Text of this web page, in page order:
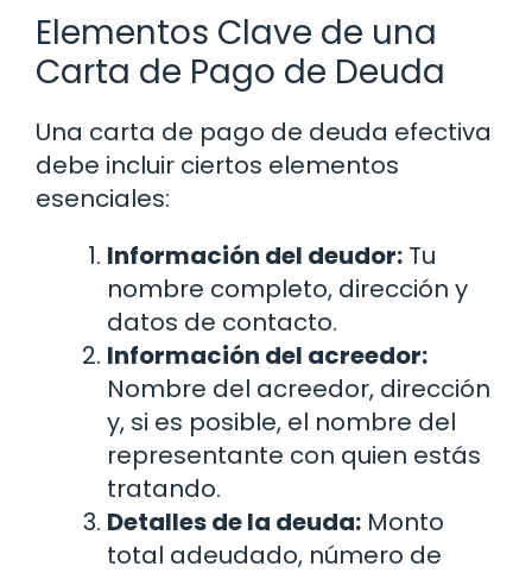
Elementos Clave de una
Carta de Pago de Deuda
Una carta de pago de deuda efectiva
debe incluir ciertos elementos
esenciales:
Información del deudor: Tu
nombre completo, dirección y
datos de contacto.
Información del acreedor:
Nombre del acreedor, dirección
y, si es posible, el nombre del
representante con quien estás
tratando.
Detalles de la deuda: Monto
total adeudado, número de